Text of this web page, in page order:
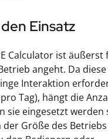
Einsatz
Calculator ist äußerst
angeht. Da
Interaktion
Tag), hängt die
sie eingesetzt werden
Größe des